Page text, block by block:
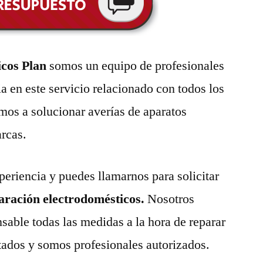
Plan somos un equipo de profesionales
en este servicio relacionado con todos los
a solucionar averías de aparatos
y puedes llamarnos para solicitar
electrodomésticos.Nosotros
todas las medidas a la hora de reparar
y somos profesionales autorizados.